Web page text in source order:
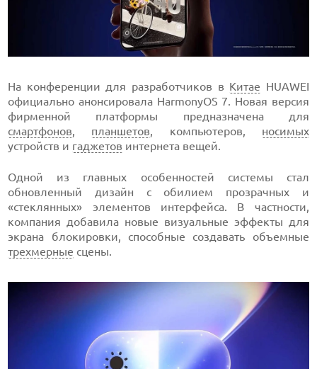
На конференции для разработчиков в Китае HUAWEI
официально анонсировала HarmonyOS 7. Новая версия
фирменной платформы предназначена для
смартфонов, планшетов, компьютеров, носимых
устройств и гаджетов интернета вещей.
Одной из главных особенностей системы стал
обновленный дизайн с обилием прозрачных и
«стеклянных» элементов интерфейса. В частности,
компания добавила новые визуальные эффекты для
экрана блокировки, способные создавать объемные
трехмерные сцены.